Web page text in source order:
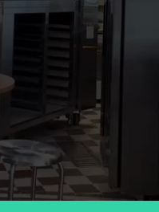
Loaded
100.00%